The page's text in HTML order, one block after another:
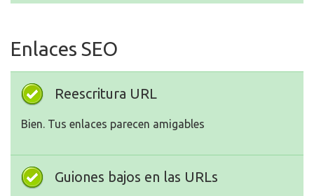
Enlaces SEO
Reescritura URL
Bien. Tus enlaces parecen amigables
Guiones bajos en las URLs